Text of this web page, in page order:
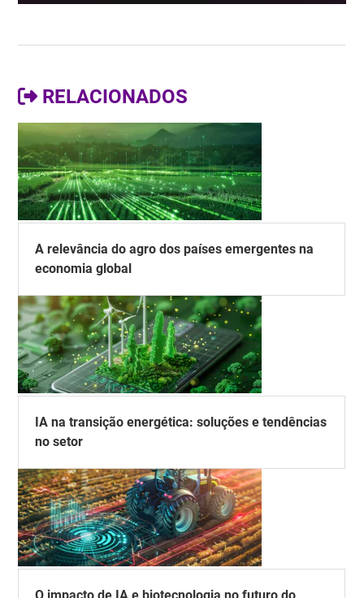
RELACIONADOS
A relevância do agro dos países emergentes na
economia global
IA na transição energética: soluções e tendências
no setor